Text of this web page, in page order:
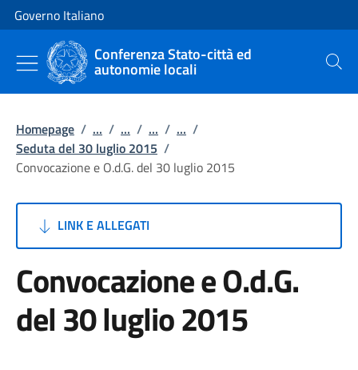
Vai al contenuto
Vai alla navigazione del sito
Governo Italiano
Conferenza Stato-città ed
autonomie locali Cerca
Homepage / ... / ... / ... / ... /
Seduta del 30 luglio 2015 /
Convocazione e O.d.G. del 30 luglio 2015
LINK E ALLEGATI
Convocazione e O.d.G.
del 30 luglio 2015